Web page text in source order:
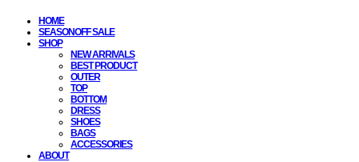
HOME
SEASONOFF SALE
SHOP
NEW ARRIVALS
BEST PRODUCT
OUTER
TOP
BOTTOM
DRESS
SHOES
BAGS
ACCESSORIES
ABOUT